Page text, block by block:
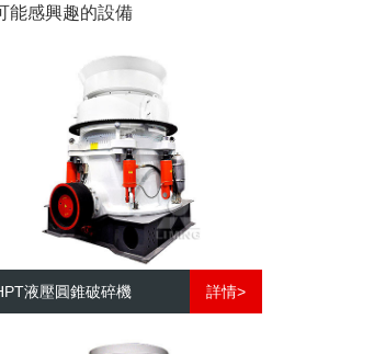
能感興趣的設備
液壓圓錐破碎機 詳情>